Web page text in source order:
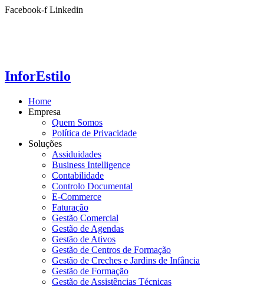
Ir
Facebook-f Linkedin
InforEstilo
Home
Empresa
Quem Somos
Política de Privacidade
Soluções
Assiduidades
Business Intelligence
Contabilidade
Controlo Documental
E-Commerce
Faturação
Gestão Comercial
Gestão de Agendas
Gestão de Ativos
Gestão de Centros de Formação
Gestão de Creches e Jardins de Infância
Gestão de Formação
Gestão de Assistências Técnicas